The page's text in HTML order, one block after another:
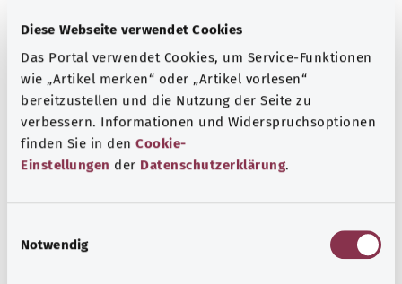
Diese Webseite verwendet Cookies
Das Portal verwendet Cookies, um Service-Funktionen
wie „Artikel merken“ oder „Artikel vorlesen“
bereitzustellen und die Nutzung der Seite zu
verbessern. Informationen und Widerspruchsoptionen
finden Sie in den Cookie-
Einstellungen der Datenschutzerklärung.
Notwendig
gesundheitlichen Notlagen zu helfen oder sogar ihr